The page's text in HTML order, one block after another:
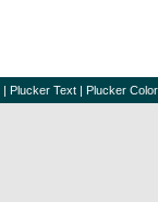
| Plucker Text | Plucker Color